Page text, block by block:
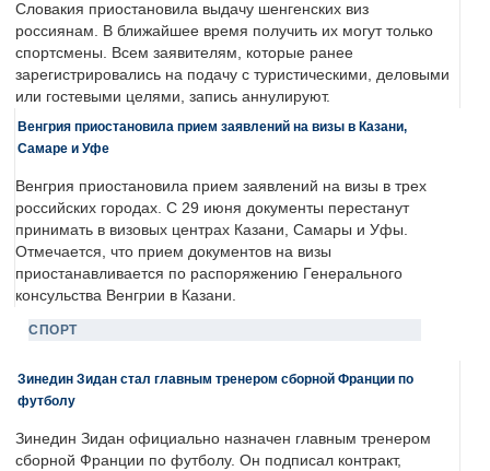
Словакия приостановила выдачу шенгенских виз
россиянам. В ближайшее время получить их могут только
спортсмены. Всем заявителям, которые ранее
зарегистрировались на подачу с туристическими, деловыми
или гостевыми целями, запись аннулируют.
Венгрия приостановила прием заявлений на визы в Казани,
Самаре и Уфе
Венгрия приостановила прием заявлений на визы в трех
российских городах. С 29 июня документы перестанут
принимать в визовых центрах Казани, Самары и Уфы.
Отмечается, что прием документов на визы
приостанавливается по распоряжению Генерального
консульства Венгрии в Казани.
СПОРТ
Зинедин Зидан стал главным тренером сборной Франции по
футболу
Зинедин Зидан официально назначен главным тренером
сборной Франции по футболу. Он подписал контракт,